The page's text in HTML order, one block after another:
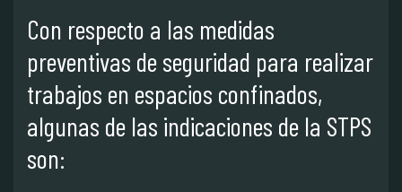
Con respecto a las medidas
preventivas de seguridad para realizar
trabajos en espacios confinados,
algunas de las indicaciones de la STPS
son: